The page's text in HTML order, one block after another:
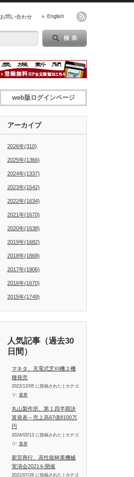
お問い合わせ English
web版ログインページ
アーカイブ
2026年(310)
2025年(1366)
2024年(1337)
2023年(1542)
2022年(1634)
2021年(1670)
2020年(1638)
2019年(1682)
2018年(1868)
2017年(1906)
2016年(1670)
2015年(1749)
人気記事（過去30
日間）
マキタ、充電式芝刈機２機
種発売
2022/12/05 に投稿された
カテゴ
リ: 業界
丸山製作所、第１四半期決
算発表～売上高67億8100万
円
2024/02/13 に投稿された
カテゴ
リ: 業界
新宮商行、高性能林業機械
実演会2021を開催
2021/07/26 に投稿された
カテゴ